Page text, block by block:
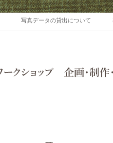
写真データの貸出について